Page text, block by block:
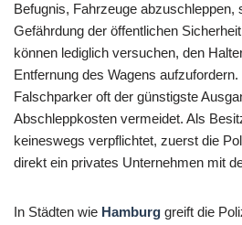
Befugnis, Fahrzeuge abzuschleppen,
Gefährdung der öffentlichen
können lediglich versuchen, den
Entfernung des Wagens
Falschparker oft der günstigste
Abschleppkosten vermeidet. Als
keineswegs verpflichtet, zuerst die
direkt ein privates Unternehmen mit
In Städten wie Hamburg greift die